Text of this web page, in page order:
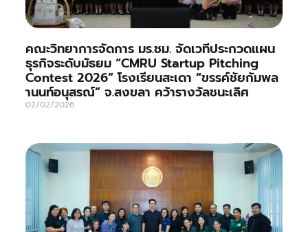
คณะวิทยาการจัดการ มร.ชม. จัดเวทีประกวดแผน
ธุรกิจระดับมัธยม “CMRU Startup Pitching
Contest 2026” โรงเรียนสะเดา “ขรรค์ชัยกัมพล
านนท์อนุสรณ์” จ.สงขลา คว้ารางวัลชนะเลิศ
02/02/2026